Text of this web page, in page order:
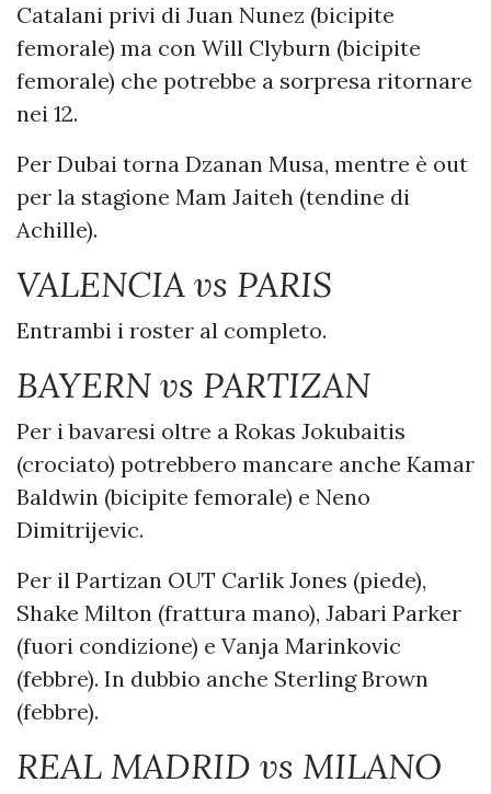
Catalani privi di Juan Nunez (bicipite
femorale) ma con Will Clyburn (bicipite
femorale) che potrebbe a sorpresa ritornare
nei 12.
Per Dubai torna Dzanan Musa, mentre è out
per la stagione Mam Jaiteh (tendine di
Achille).
VALENCIA vs PARIS
Entrambi i roster al completo.
BAYERN vs PARTIZAN
Per i bavaresi oltre a Rokas Jokubaitis
(crociato) potrebbero mancare anche Kamar
Baldwin (bicipite femorale) e Neno
Dimitrijevic.
Per il Partizan OUT Carlik Jones (piede),
Shake Milton (frattura mano), Jabari Parker
(fuori condizione) e Vanja Marinkovic
(febbre). In dubbio anche Sterling Brown
(febbre).
REAL MADRID vs MILANO